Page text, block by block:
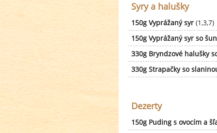
Syry a halušky
150g Vyprážaný syr (1,3,7)
150g Vyprážaný syr so
330g Bryndzové halušky
330g Strapačky so
Dezerty
150g Puding s ovocím a